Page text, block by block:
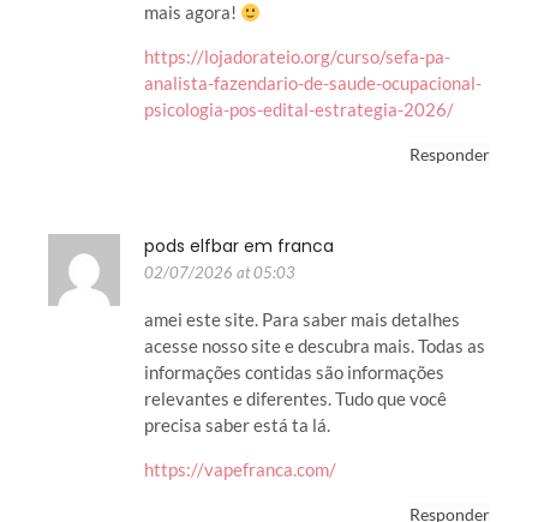
mais agora!
https://lojadorateio.org/curso/sefa-pa-
analista-fazendario-de-saude-ocupacional-
psicologia-pos-edital-estrategia-2026/
Responder
pods elfbar em franca
02/07/2026 at 05:03
amei este site. Para saber mais detalhes
acesse nosso site e descubra mais. Todas as
informações contidas são informações
relevantes e diferentes. Tudo que você
precisa saber está ta lá.
https://vapefranca.com/
Responder